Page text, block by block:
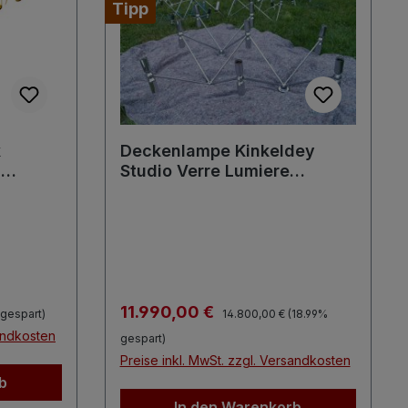
Tipp
Deckenlampe Kinkeldey
Studio Verre Lumiere
Verkaufspreis:
11.990,00 € Regulärer Preis:
14.800,00 € (18.99%
gespart)
Preise inkl. MwSt. zzgl. Versandkosten